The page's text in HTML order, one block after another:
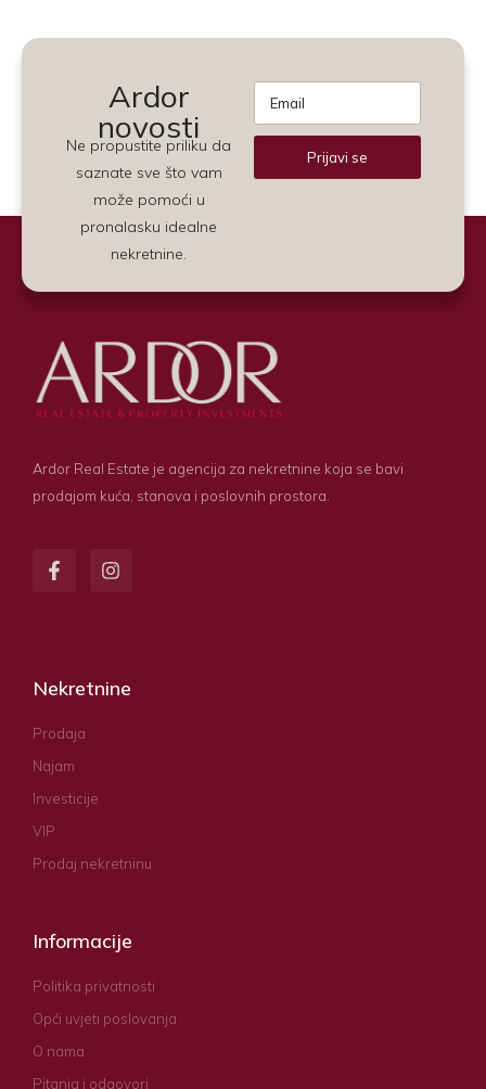
Ardor
novosti
Ne propustite priliku da
saznate sve što vam
može pomoći u
pronalasku idealne
nekretnine.
Prijavi se
Ardor Real Estate je agencija za nekretnine koja se bavi
prodajom kuća, stanova i poslovnih prostora.
Nekretnine
Prodaja
Najam
Investicije
VIP
Prodaj nekretninu
Informacije
Politika privatnosti
Opći uvjeti poslovanja
O nama
Pitanja i odgovori